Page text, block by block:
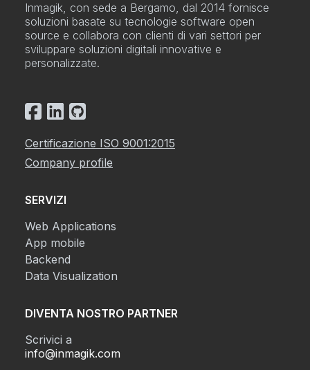
Inmagik, con sede a Bergamo, dal 2014 fornisce
soluzioni basate su tecnologie software open
source e collabora con clienti di vari settori per
sviluppare soluzioni digitali innovative e
personalizzate.
Certificazione ISO 9001:2015
Company profile
SERVIZI
Web Applications
App mobile
Backend
Data Visualization
DIVENTA NOSTRO PARTNER
Scrivici a
info@inmagik.com